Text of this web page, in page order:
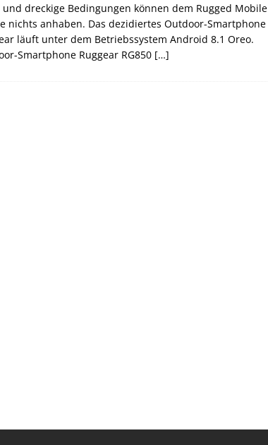
und dreckige Bedingungen können dem Rugged Mobile
nichts anhaben. Das dezidiertes Outdoor-Smartphone
läuft unter dem Betriebssystem Android 8.1 Oreo.
Smartphone Ruggear RG850 […]